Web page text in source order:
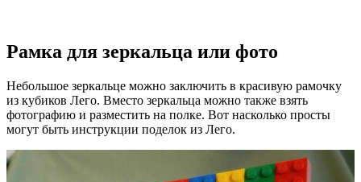
Рамка для зеркальца или фото
Небольшое зеркальце можно заключить в красивую рамочку
из кубиков Лего. Вместо зеркальца можно также взять
фотографию и разместить на полке. Вот насколько просты
могут быть инструкции поделок из Лего.